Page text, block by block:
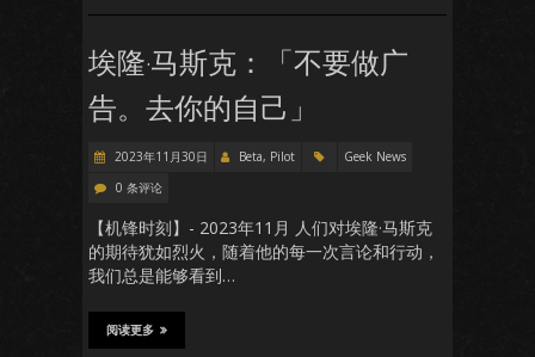
埃隆·马斯克：「不要做广
告。去你的自己」
2023年11月30日 Beta, Pilot
Geek News
0 条评论
【机锋时刻】- 2023年11月 人们对埃隆·马斯克
的期待犹如烈火，随着他的每一次言论和行动，
我们总是能够看到…
阅读更多